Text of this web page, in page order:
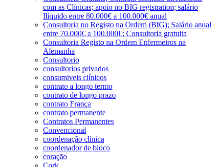
com as Clínicas; apoio no BIG registration; salário
Ilíquido entre 80.000€ a 100.000€ anual
Consultoria no Registo na Ordem (BIG); Salário anual
entre 70.000€ a 100.000€; Consultoria gratuita
Consultoria Registo na Ordem Enfermeiros na
Alemanha
Consultorio
consultorios privados
consumiveis clínicos
contrato a longo termo
contrato de longo prazo
contrato França
contrato permanente
Contratos Permanentes
Convencional
coordenação clínica
coordenador de bloco
coração
Cork